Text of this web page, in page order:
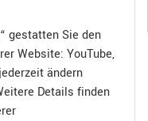
gestatten Sie den
Website: YouTube,
ändern
Details finden